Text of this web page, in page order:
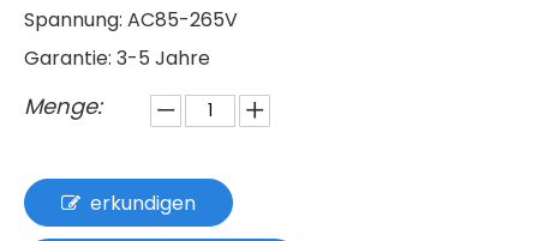
Spannung: AC85-265V
Garantie: 3-5 Jahre
Menge:
erkundigen